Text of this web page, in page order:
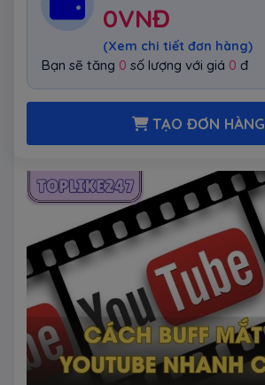
0VNĐ
(Xem chi tiết đơn hàng)
Bạn sẽ tăng 0 số lượng với giá 0 đ
TẠO ĐƠN HÀNG